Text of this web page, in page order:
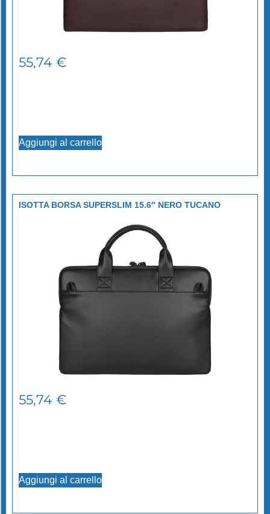
55,74 €
Aggiungi al carrello
ISOTTA BORSA SUPERSLIM 15.6″ NERO TUCANO
55,74 €
Aggiungi al carrello